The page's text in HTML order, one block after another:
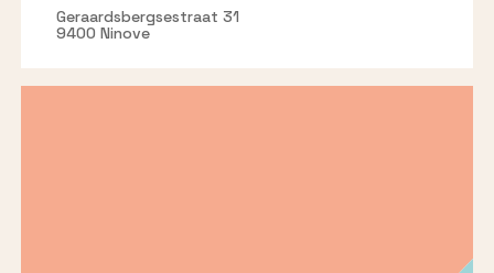
Geraardsbergsestraat 31
9400 Ninove